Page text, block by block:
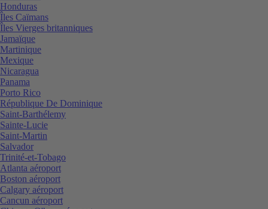
Honduras
Îles Caïmans
Îles Vierges britanniques
Jamaïque
Martinique
Mexique
Nicaragua
Panama
Porto Rico
République De Dominique
Saint-Barthélemy
Sainte-Lucie
Saint-Martin
Salvador
Trinité-et-Tobago
Atlanta aéroport
Boston aéroport
Calgary aéroport
Cancun aéroport